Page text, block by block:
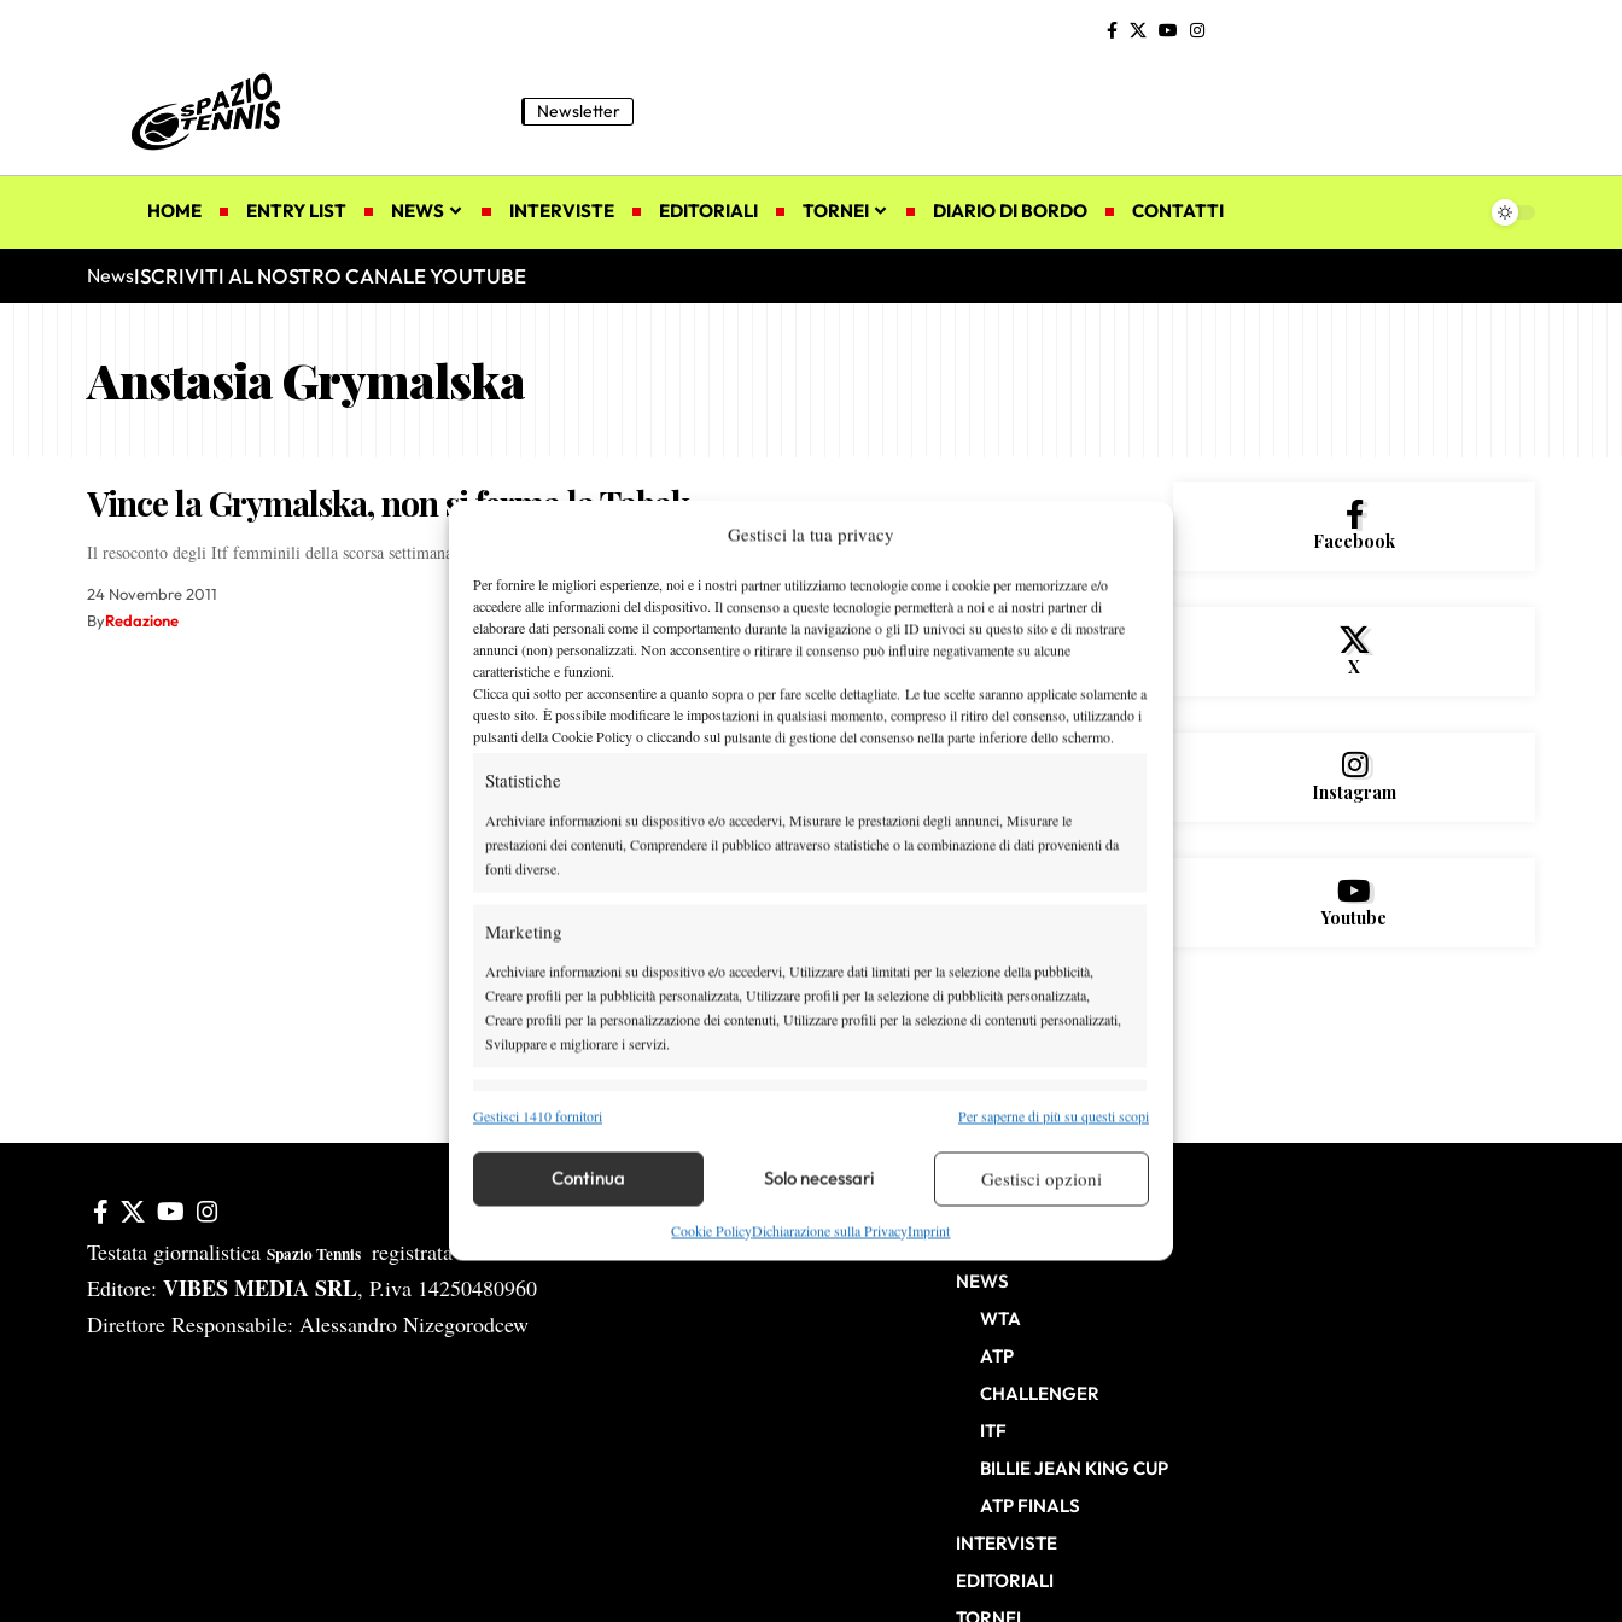
Gestisci la tua privacy
Per fornire le migliori esperienze, noi e i nostri partner utilizziamo tecnologie come i cookie per memorizzare e/o
accedere alle informazioni del dispositivo. Il consenso a queste tecnologie permetterà a noi e ai nostri partner di
elaborare dati personali come il comportamento durante la navigazione o gli ID univoci su questo sito e di mostrare
annunci (non) personalizzati. Non acconsentire o ritirare il consenso può influire negativamente su alcune
caratteristiche e funzioni.
Clicca qui sotto per acconsentire a quanto sopra o per fare scelte dettagliate. Le tue scelte saranno applicate solamente a
questo sito. È possibile modificare le impostazioni in qualsiasi momento, compreso il ritiro del consenso, utilizzando i
pulsanti della Cookie Policy o cliccando sul pulsante di gestione del consenso nella parte inferiore dello schermo.
Statistiche
Archiviare informazioni su dispositivo e/o accedervi, Misurare le prestazioni degli annunci, Misurare le
prestazioni dei contenuti, Comprendere il pubblico attraverso statistiche o la combinazione di dati provenienti da
fonti diverse.
Marketing
Archiviare informazioni su dispositivo e/o accedervi, Utilizzare dati limitati per la selezione della pubblicità,
Creare profili per la pubblicità personalizzata, Utilizzare profili per la selezione di pubblicità personalizzata,
Creare profili per la personalizzazione dei contenuti, Utilizzare profili per la selezione di contenuti personalizzati,
Sviluppare e migliorare i servizi.
Funzionalità
Identificare i dispositivi in base alle informazioni trasmesse automaticamente.
Garantire la sicurezza, prevenire e rilevare frodi, correggere errori,
Erogare e presentare pubblicità e contenuto, Salvare e comunicare le
scelte sulla privacy.
Sempre attivo
Gestisci 1410 fornitori Per saperne di più su questi scopi
Continua Solo necessari Gestisci opzioni
Cookie PolicyDichiarazione sulla PrivacyImprint
Newsletter
HOME ENTRY LIST NEWS INTERVISTE EDITORIALI TORNEI DIARIO DI BORDO CONTATTI
NewsISCRIVITI AL NOSTRO CANALE YOUTUBE
Anstasia Grymalska
Vince la Grymalska, non si ferma la Tabak
Il resoconto degli Itf femminili della scorsa settimana con le vittorie di Grymalska e…
24 Novembre 2011
ByRedazione
Facebook
X
Instagram
Youtube
Testata giornalistica Spazio Tennis registrata Aut-Trib Milano n° 10268 del 15/09/2025
Editore: VIBES MEDIA SRL, P.iva 14250480960
Direttore Responsabile: Alessandro Nizegorodcew
HOME
NEWS
WTA
ATP
CHALLENGER
ITF
BILLIE JEAN KING CUP
ATP FINALS
INTERVISTE
EDITORIALI